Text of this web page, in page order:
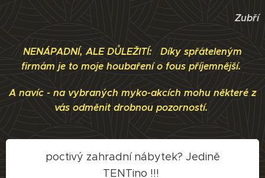
Zubří
NENÁPADNÍ, ALE DŮLEŽITÍ: Díky spřáteleným
firmám je to moje houbaření o fous příjemnější.
A navíc - na vybraných myko-akcích mohu některé z
vás odměnit drobnou pozorností.
poctivý zahradní nábytek? Jedině
TENTino !!!